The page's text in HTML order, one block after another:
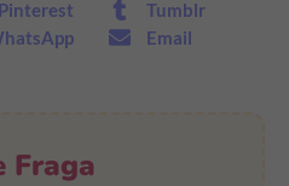
Pinterest
Tumblr
Email
Fraga